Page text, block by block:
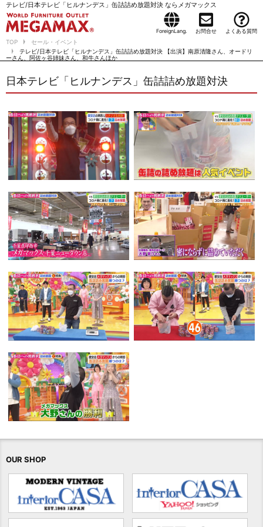
テレビ/日本テレビ「ヒルナンデス」缶詰詰め放題対決 ならメガマックス
ForeignLang. お問合せ よくある質問
TOP
セール・イベント
テレビ/日本テレビ「ヒルナンデス」缶詰詰め放題対決 【出演】南原清隆さん、オードリ
ーさん、阿佐ヶ谷姉妹さん、和牛さんほか
日本テレビ「ヒルナンデス」缶詰詰め放題対決
OUR SHOP